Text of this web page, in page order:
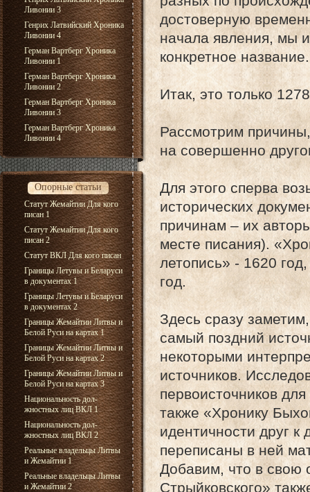
Ливонии 3
Генрих Латвийский Хроника
Ливонии 4
Герман Вартберг Хроника
Ливонии 1
Герман Вартберг Хроника
Ливонии 2
Герман Вартберг Хроника
Ливонии 3
Герман Вартберг Хроника
Ливонии 4
Опорные статьи
Статут Жемайтии Для кого
писан 1
Статут Жемайтии Для кого
писан 2
Статут ВКЛ Для кого писан
Границы Летувы и Беларуси
в документах 1
Границы Летувы и Беларуси
в документах 2
Границы Жемайтии Литвы и
Белой Руси на картах 1
Границы Жемайтии Литвы и
Белой Руси на картах 2
Границы Жемайтии Литвы и
Белой Руси на картах 3
Национальность дол-
жностных лиц ВКЛ 1
Национальность дол-
жностных лиц ВКЛ 2
Реальные владельцы Литвы
и Жемайтии 1
Реальные владельцы Литвы
и Жемайтии 2
достоверную
начала явления, мы
конкретное название.
Итак, это только
Рассмотрим
на совершенно
Для этого сперва
исторических
причинам – их
месте писания).
летопись» - 1620
год.
Здесь сразу
самый поздний
некоторыми
источников.
первоисточников
также «Хронику
идентичности друг к
переписаны в ней
Добавим, что в свою
Стрыйковского»